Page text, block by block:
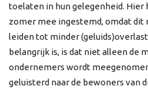
toelaten in hun gelegenheid. Hier
zomer mee ingestemd, omdat dit
leiden tot minder
belangrijk is, is dat niet alleen de
ondernemers wordt
geluisterd naar de bewoners van